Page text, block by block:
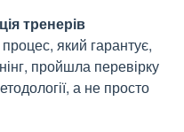
тренерів
який гарантує,
пройшла перевірку
а не просто